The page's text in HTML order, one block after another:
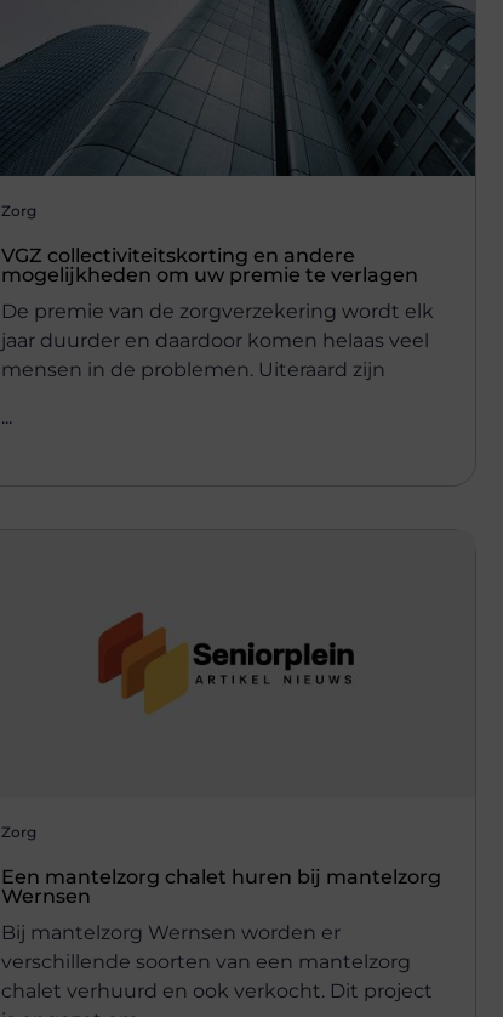
Zorg
VGZ collectiviteitskorting en andere
mogelijkheden om uw premie te verlagen
De premie van de zorgverzekering wordt elk
jaar duurder en daardoor komen helaas veel
mensen in de problemen. Uiteraard zijn
...
Zorg
Een mantelzorg chalet huren bij mantelzorg
Wernsen
Bij mantelzorg Wernsen worden er
verschillende soorten van een mantelzorg
chalet verhuurd en ook verkocht. Dit project